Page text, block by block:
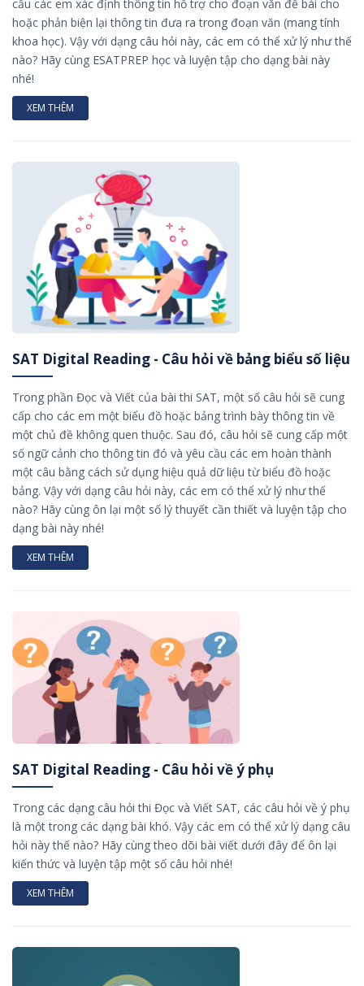
cầu các em xác định thông tin hỗ trợ cho đoạn văn đề bài cho
hoặc phản biện lại thông tin đưa ra trong đoạn văn (mang tính
khoa học). Vậy với dạng câu hỏi này, các em có thể xử lý như thế
nào? Hãy cùng ESATPREP học và luyện tập cho dạng bài này
nhé!
XEM THÊM
SAT Digital Reading - Câu hỏi về bảng biểu số liệu
Trong phần Đọc và Viết của bài thi SAT, một số câu hỏi sẽ cung
cấp cho các em một biểu đồ hoặc bảng trình bày thông tin về
một chủ đề không quen thuộc. Sau đó, câu hỏi sẽ cung cấp một
số ngữ cảnh cho thông tin đó và yêu cầu các em hoàn thành
một câu bằng cách sử dụng hiệu quả dữ liệu từ biểu đồ hoặc
bảng. Vậy với dạng câu hỏi này, các em có thể xử lý như thế
nào? Hãy cùng ôn lại một số lý thuyết cần thiết và luyện tập cho
dạng bài này nhé!
XEM THÊM
SAT Digital Reading - Câu hỏi về ý phụ
Trong các dạng câu hỏi thi Đọc và Viết SAT, các câu hỏi về ý phụ
là một trong các dạng bài khó. Vậy các em có thể xử lý dạng câu
hỏi này thế nào? Hãy cùng theo dõi bài viết dưới đây để ôn lại
kiến thức và luyện tập một số câu hỏi nhé!
XEM THÊM